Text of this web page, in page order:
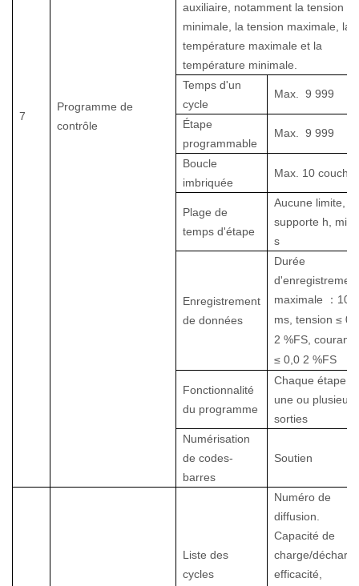
7
Programme de
contrôle
auxiliaire, notamment la tension
minimale, la tension maximale, la
température maximale et la
température minimale.
Temps d'un
cycle
Max. 9 999
Étape
programmable
Max. 9 999
Boucle
imbriquée
Max. 10
Plage de
temps d'étape
Aucune limite,
supporte h, min,
s
Enregistrement
de données
Durée
d'enregistrement
maximale
： 10
ms, tension ≤
2 %FS, courant
≤ 0,0 2 %FS
Fonctionnalité
du programme
Chaque étape a
une ou plusieurs
sorties
Numérisation
de codes-
barres
Soutien
Liste des
cycles
Numéro de
diffusion.
Capacité de
charge/
efficacité,